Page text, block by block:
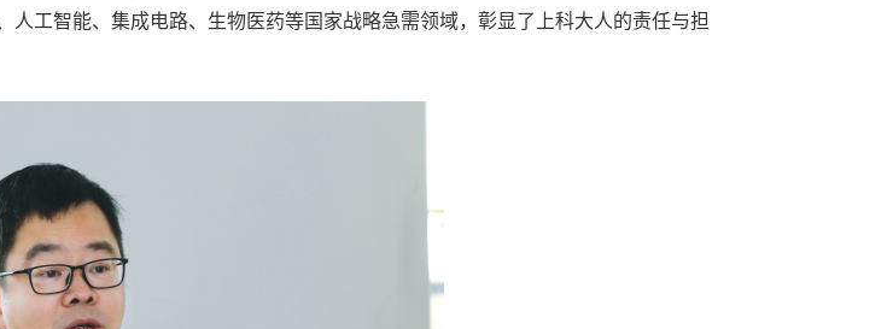
工智能、集成电路、生物医药等国家战略急需领域，彰显了上科大人的责任与担